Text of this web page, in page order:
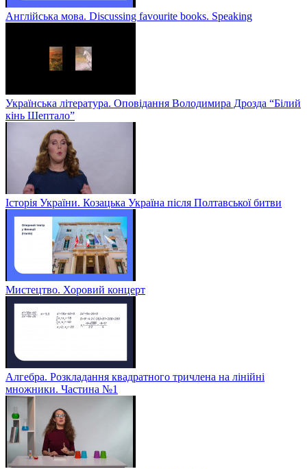
Англійська мова. Discussing favourite books. Speaking
Українська література. Оповідання Володимира Дрозда “Білий
кінь Шептало”
Історія України. Козацька Україна після Полтавської битви
Мистецтво. Хоровий концерт
Алгебра. Розкладання квадратного тричлена на лінійні
множники. Частина №1